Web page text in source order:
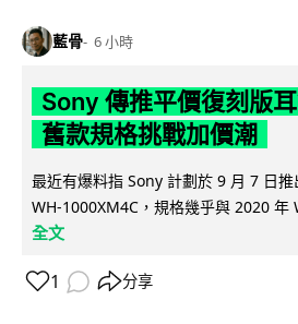
藍骨 6 小時
Sony 傳推平價復刻版
舊款規格挑戰加價潮
最近有爆料指 Sony 計劃於 9 月 7 日
WH-1000XM4C，規格幾乎與 2020 年
全文
1 分享